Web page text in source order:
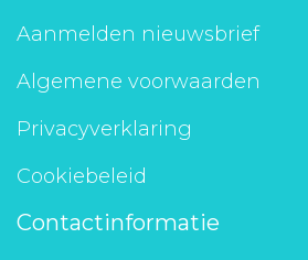
Aanmelden nieuwsbrief
Algemene voorwaarden
Privacyverklaring
Cookiebeleid
Contactinformatie